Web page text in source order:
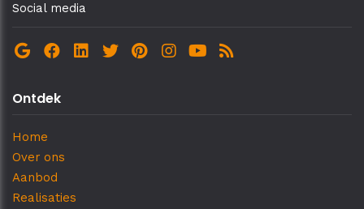
Social media
Ontdek
Home
Over ons
Aanbod
Realisaties